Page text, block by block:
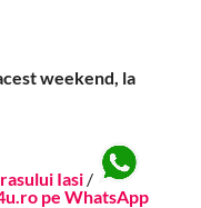
weekend, la
Iasi /
pe WhatsApp